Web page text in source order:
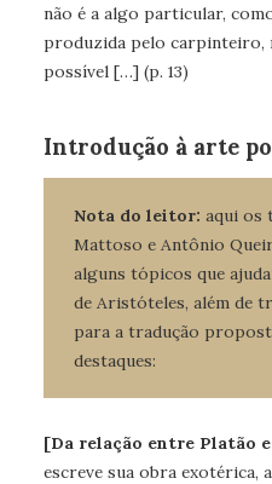
não é a algo particular,
produzida pelo carpinteiro,
possível […] (p. 13)
Introdução à arte
Nota do leitor: aqui os
Mattoso e Antônio
alguns tópicos que
de Aristóteles, além de
para a tradução
destaques:
[Da relação entre Platão
escreve sua obra exotérica,